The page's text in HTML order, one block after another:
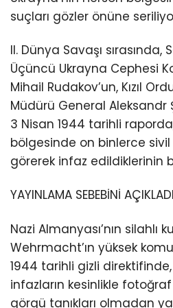
suçları gözler önüne
II. Dünya Savaşı sırasında,
Üçüncü Ukrayna Cephesi
Mihail Rudakov’un, Kızıl
Müdürü General Aleksandr
3 Nisan 1944 tarihli
bölgesinde on binlerce sivil
görerek infaz edildiklerinin
YAYINLAMA SEBEBİNİ
Nazi Almanyası’nın silahlı
Wehrmacht’ın yüksek
1944 tarihli gizli
infazların kesinlikle
görgü tanıkları olmadan